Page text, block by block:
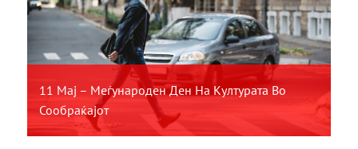
11 Мај – Меѓународен Ден На Културата Во
Сообраќајот